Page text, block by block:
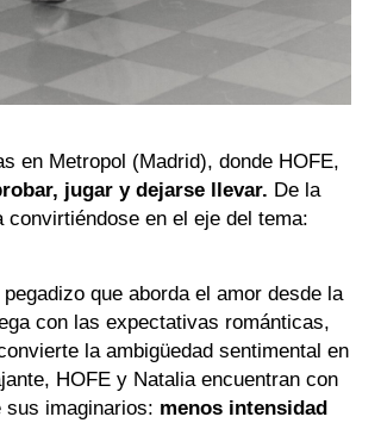
en Metropol (Madrid), donde HOFE,
jugar y dejarse llevar. De la
en el eje del tema:
que aborda el amor desde la
con las expectativas románticas,
la ambigüedad sentimental en
HOFE y Natalia encuentran con
sus imaginarios: menos intensidad